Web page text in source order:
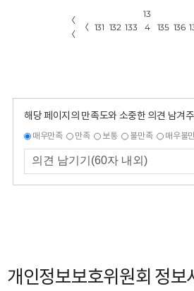
〈
〈
〈 131 132 133
13
4
135 136
해당 페이지의 만족도와 소중한 의견 남겨
매우만족 만족 보통 불만족 매우불
개인정보보호위원회 정보